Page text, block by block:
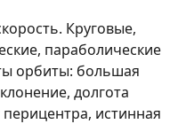
Круговые,
параболические
орбиты: большая
долгота
истинная